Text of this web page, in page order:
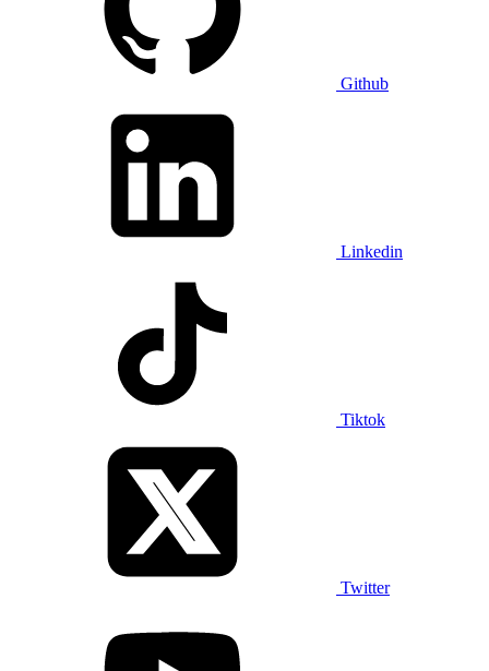
Github
Linkedin
Tiktok
Twitter